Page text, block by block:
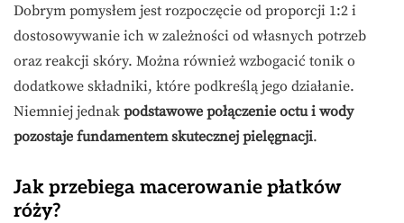
Dobrym pomysłem jest rozpoczęcie od proporcji 1:2 i
dostosowywanie ich w zależności od własnych potrzeb
oraz reakcji skóry. Można również wzbogacić tonik o
dodatkowe składniki, które podkreślą jego działanie.
Niemniej jednak podstawowe połączenie octu i wody
pozostaje fundamentem skutecznej pielęgnacji.
Jak przebiega macerowanie płatków
róży?